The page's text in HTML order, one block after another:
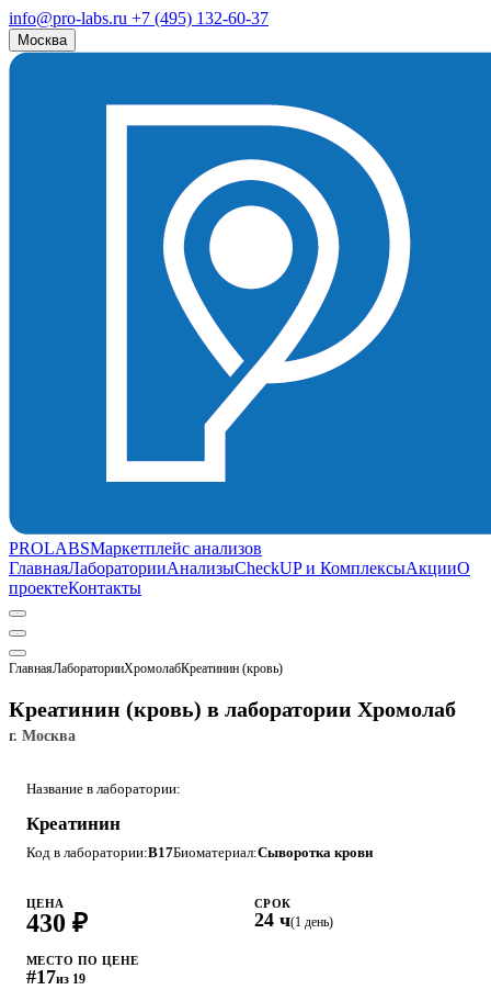
info@pro-labs.ru +7 (495) 132-60-37
Москва
PROLABSМаркетплейс анализов
ГлавнаяЛабораторииАнализыCheckUP и КомплексыАкцииО
проектеКонтакты
ГлавнаяЛабораторииХромолабКреатинин (кровь)
Креатинин (кровь) в лаборатории Хромолаб
г. Москва
Название в лаборатории:
Креатинин
Код в лаборатории:B17Биоматериал:Сыворотка крови
ЦЕНА
430 ₽
СРОК
24 ч(1 день)
МЕСТО ПО ЦЕНЕ
#17из 19